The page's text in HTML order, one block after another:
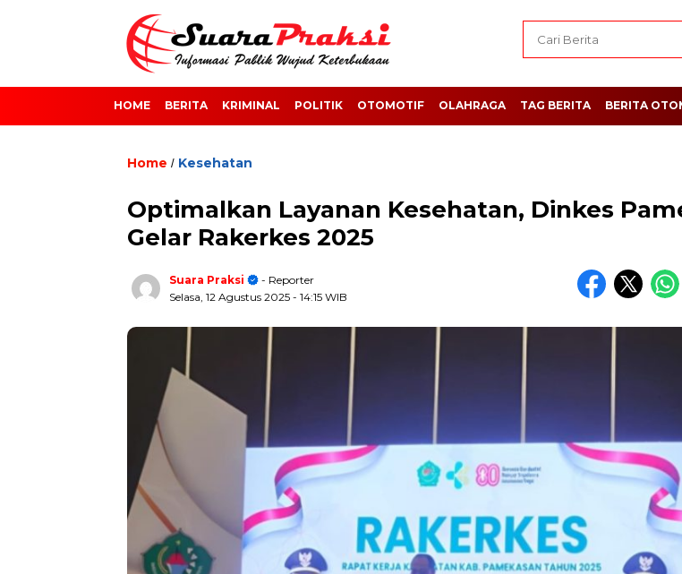
HOME BERITA KRIMINAL POLITIK OTOMOTIF OLAHRAGA TAG BERITA BERITA
Home / Kesehatan
Optimalkan Layanan Kesehatan, Dinkes
Gelar Rakerkes 2025
Suara Praksi
- Reporter
Selasa, 12 Agustus 2025 - 14:15 WIB